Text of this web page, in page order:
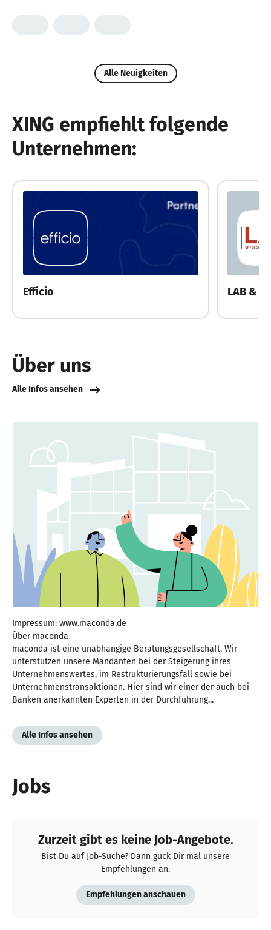
Alle Neuigkeiten
XING empfiehlt folgende
Unternehmen:
Efficio LAB &
Über uns
Alle Infos ansehen
Impressum: www.maconda.de
Über maconda
maconda ist eine unabhängige Beratungsgesellschaft. Wir
unterstützen unsere Mandanten bei der Steigerung ihres
Unternehmenswertes, im Restrukturierungsfall sowie bei
Unternehmenstransaktionen. Hier sind wir einer der auch bei
Banken anerkannten Experten in der Durchführung...
Alle Infos ansehen
Jobs
Zurzeit gibt es keine Job-Angebote.
Bist Du auf Job-Suche? Dann guck Dir mal unsere
Empfehlungen an.
Empfehlungen anschauen